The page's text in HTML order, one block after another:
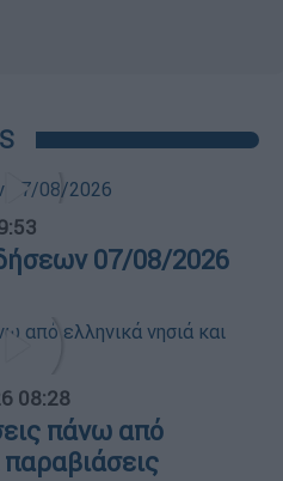
07/08/2026
08:28
πάνω από